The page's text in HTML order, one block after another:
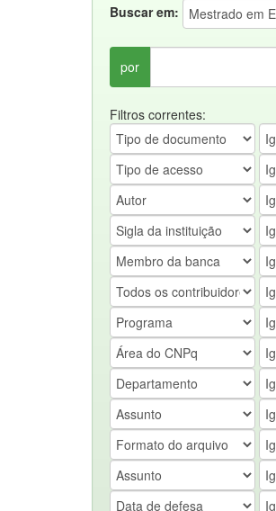
Buscar em:
por
Filtros correntes: